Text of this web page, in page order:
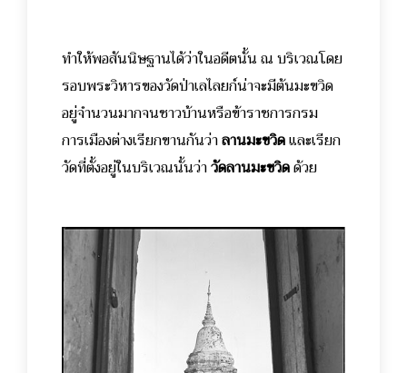
ทำให้พอสันนิษฐานได้ว่าในอดีตนั้น ณ บริเวณโดย
รอบพระวิหารของวัดป่าเลไลยก์น่าจะมีต้นมะขวิด
อยู่จำนวนมากจนชาวบ้านหรือข้าราชการกรม
การเมืองต่างเรียกขานกันว่าลานมะขวิดและเรียก
วัดที่ตั้งอยู่ในบริเวณนั้นว่าวัดลานมะขวิดด้วย